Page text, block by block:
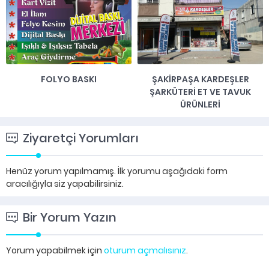
FOLYO BASKI
ŞAKIRPAŞA KARDEŞLER
ŞARKÜTERI ET VE TAVUK
ÜRÜNLERI
Ziyaretçi Yorumları
Henüz yorum yapılmamış. İlk yorumu aşağıdaki form
aracılığıyla siz yapabilirsiniz.
Bir Yorum Yazın
Yorum yapabilmek için oturum açmalısınız.